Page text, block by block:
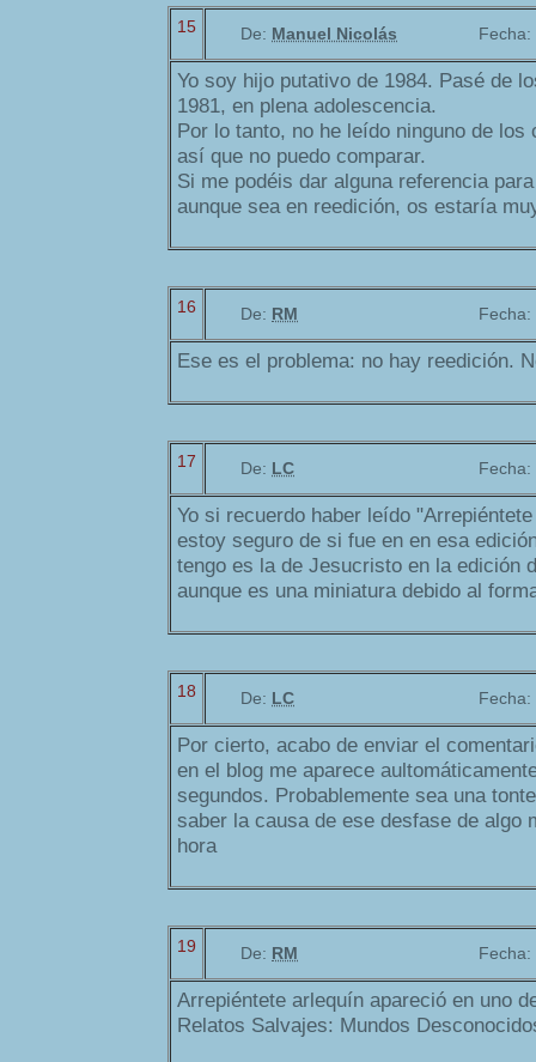
15 De: Manuel Nicolás Fecha:
Yo soy hijo putativo de 1984. Pasé de
1981, en plena adolescencia.
Por lo tanto, no he leído ninguno de
así que no puedo comparar.
Si me podéis dar alguna referencia
aunque sea en reedición, os estaría
16 De: RM Fecha:
Ese es el problema: no hay reedición.
17 De: LC Fecha:
Yo si recuerdo haber leído
estoy seguro de si fue en en esa
tengo es la de Jesucristo en la edición
aunque es una miniatura debido al
18 De: LC Fecha:
Por cierto, acabo de enviar el
en el blog me aparece
segundos. Probablemente sea una
saber la causa de ese desfase de algo
hora
19 De: RM Fecha:
Arrepiéntete arlequín apareció en uno
Relatos Salvajes: Mundos